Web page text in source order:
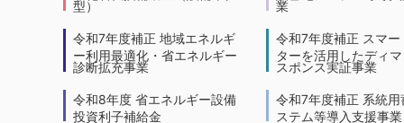
型）
令和7年度補正 地域エネルギ
ー利用最適化・省エネルギー
診断拡充事業
令和8年度 省エネルギー設備
投資利子補給金
業
令和7年度補正 スマー
ターを活用したディ
スポンス実証事業
令和7年度補正 系統用
ステム等導入支援事業